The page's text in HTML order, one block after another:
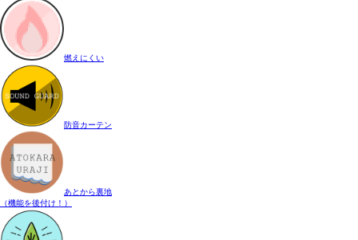
燃えにくい
防音カーテン
あとから裏地
（機能を後付け！）